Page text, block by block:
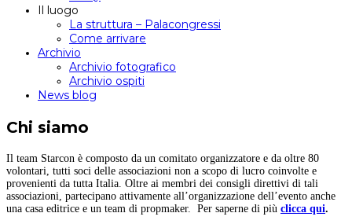
Il luogo
La struttura – Palacongressi
Come arrivare
Archivio
Archivio fotografico
Archivio ospiti
News blog
Chi siamo
Il team Starcon è composto da un comitato organizzatore e da oltre 80
volontari, tutti soci delle associazioni non a scopo di lucro coinvolte e
provenienti da tutta Italia. Oltre ai membri dei consigli direttivi di tali
associazioni, partecipano attivamente all’organizzazione dell’evento anche
una casa editrice e un team di propmaker. Per saperne di più clicca qui.